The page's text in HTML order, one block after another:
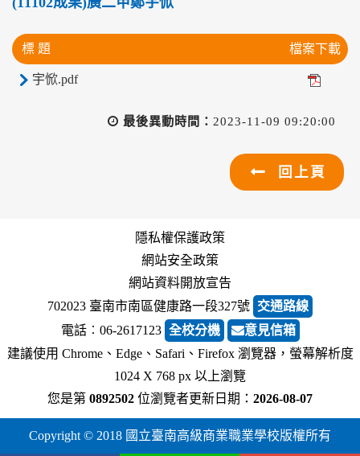
標 題 檔案下載
宇惞.pdf
最後異動時間： 2023-11-09 09:20:00
回上頁
隱私權保護政策
網站安全政策
網站資料開放宣告
702023 臺南市南區健康路一段327號 交通路線
電話︰06-2617123 全校分機
意見信箱
建議使用 Chrome、Edge、Safari、Firefox 瀏覽器，螢幕解析度
1024 X 768 px 以上瀏覽
您是第 0892502 位瀏覽者更新日期： 2026-08-07
Copyright © 2018 國立臺南高級商業職業學校版權所有